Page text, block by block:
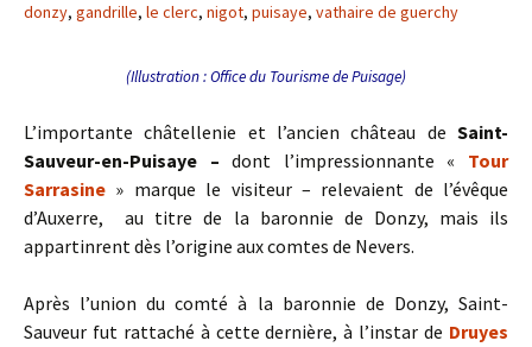
donzy, gandrille, le clerc, nigot, puisaye, vathaire de guerchy
(Illustration : Office du Tourisme de Puisage)
L’importante châtellenie et l’ancien château de Saint-
Sauveur-en-Puisaye –dont l’impressionnante « Tour
Sarrasine » marque le visiteur – relevaient de l’évêque
d’Auxerre, au titre de la baronnie de Donzy, mais ils
appartinrent dès l’origine aux comtes de Nevers.
Après l’union du comté à la baronnie de Donzy, Saint-
Sauveur fut rattaché à cette dernière, à l’instar de Druyes